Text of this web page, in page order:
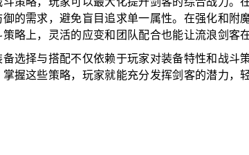
的需求，避免盲目追求单一属性。在强化和附
略上，灵活的应变和团队配合也能让流浪剑客
选择与搭配不仅依赖于玩家对装备特性和战斗
握这些策略，玩家就能充分发挥剑客的潜力，